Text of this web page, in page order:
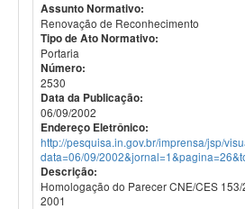
Assunto Normativo:
Renovação de Reconhecimento
Tipo de Ato Normativo:
Portaria
Número:
2530
Data da Publicação:
06/09/2002
Endereço Eletrônico:
http://pesquisa.in.gov.br/imprensa/jsp/
data=06/09/
Descrição:
Homologação do Parecer CNE/CES
2001